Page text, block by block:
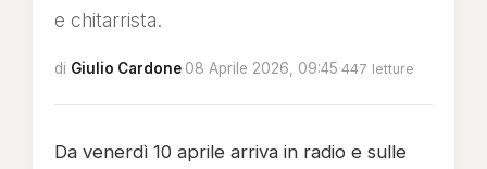
e chitarrista.
di Giulio Cardone·08 Aprile 2026, 09:45·447 letture
Da venerdì 10 aprile arriva in radio e sulle